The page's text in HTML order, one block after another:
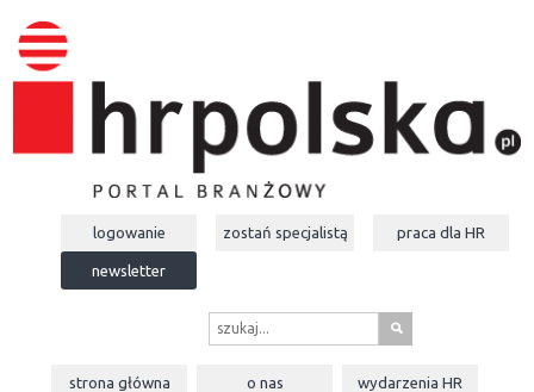
logowanie zostań specjalistą praca dla HR
newsletter
s
strona główna o nas wydarzeniaHR